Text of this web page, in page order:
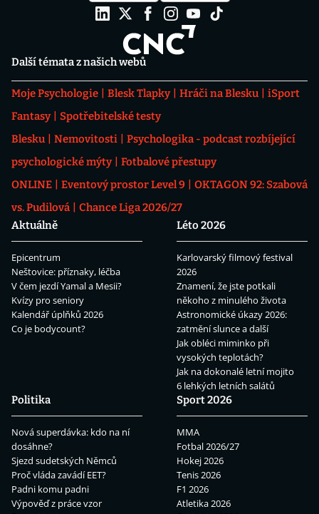
Další témata z našich webů
Moje Psychologie Blesk Tlapky Hráči na Blesku
iSport
Fantasy
Spotřebitelské testy
Blesku
Nemovitosti
Psychologika - podcast rozbíjející
psychologické mýty
Fotbalové přestupy
ONLINE
Eventový prostor Level 9
OKTAGON 92: Szabová
vs. Pudilová
Chance Liga 2026/27
Aktuálně
Epicentrum
Neštovice: příznaky, léčba
V čem jezdí Yamal a Mesii?
Kvízy pro seniory
Kalendář úplňků 2026
Co je bodycount?
Léto 2026
Karlovarský filmový festival
2026
Znamení, že jste potkali
někoho z minulého života
Astronomické úkazy 2026:
zatmění slunce a další
Jak obléci miminko při
vysokých teplotách?
Jak na dokonalé letní mojito
6 lehkých letních salátů
Politika
Nová superdávka: kdo na ní
dosáhne?
Sjezd sudetských Němců
Proč vláda zavádí EET?
Padni komu padni
Výpověď z práce vzor
Sport 2026
MMA
Fotbal 2026/27
Hokej 2026
Tenis 2026
F1 2026
Atletika 2026